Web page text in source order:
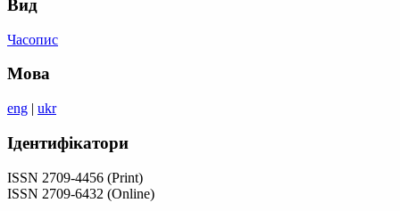
Вид
Часопис
Мова
eng | ukr
Ідентифікатори
ISSN 2709-4456 (Print)
ISSN 2709-6432 (Online)